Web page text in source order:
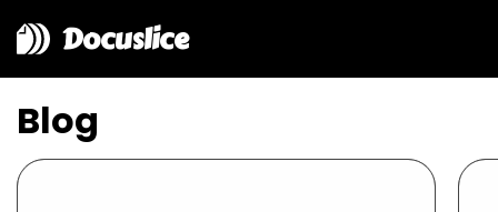
Docuslice
Blog